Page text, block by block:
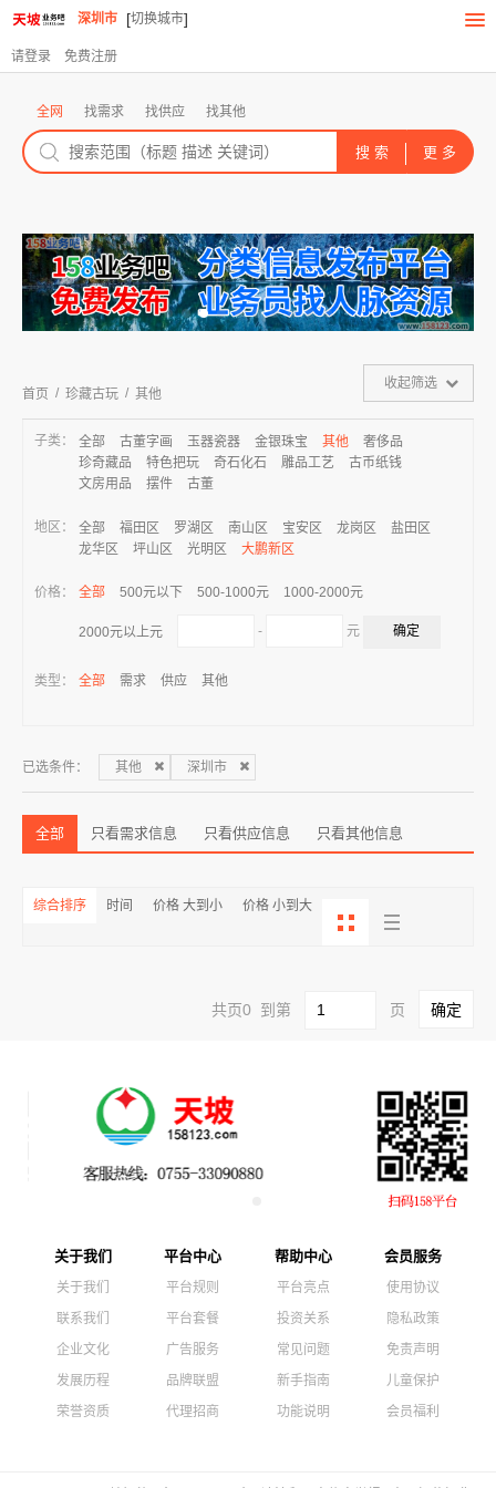
深圳市 [切换城市]
请登录 免费注册
全网 找需求 找供应 找其他
首页 / 珍藏古玩 / 其他
收起筛选
子类： 全部 古董字画 玉器瓷器 金银珠宝 其他
奢侈品
珍奇藏品
特色把玩 奇石化石 雕品工艺
古币纸钱
文房用品
摆件 古董
地区： 全部 福田区 罗湖区 南山区 宝安区 龙岗区
盐田区
龙华区
坪山区 光明区 大鹏新区
价格： 全部 500元以下 500-1000元 1000-2000元
2000元以上元 - 元
类型： 全部 需求 供应 其他
已选条件： 其他 深圳市
全部 只看需求信息 只看供应信息 只看其他信息
综合排序 时间 价格 大到小 价格 小到大
共页0 到第 页
关于我们
关于我们
联系我们
企业文化
发展历程
荣誉资质
平台中心
平台规则
平台套餐
广告服务
品牌联盟
代理招商
帮助中心
平台亮点
投资关系
常见问题
新手指南
功能说明
会员服务
使用协议
隐私政策
免责声明
儿童保护
会员福利